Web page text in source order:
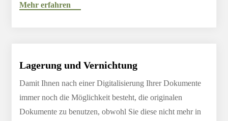
Mehr erfahren
Lagerung und Vernichtung
Damit Ihnen nach einer Digitalisierung Ihrer Dokumente
immer noch die Möglichkeit besteht, die originalen
Dokumente zu benutzen, obwohl Sie diese nicht mehr in